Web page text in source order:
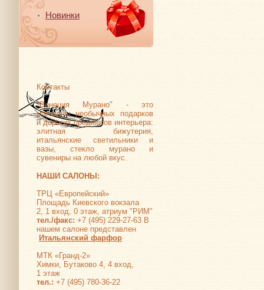
Новинки
Контакты
"Венеция Мурано" - это
магазины необычных подарков
и дорогих предметов интерьера:
элитная бижутерия,
итальянские светильники и
вазы, стекло мурано и
сувениры на любой вкус.
НАШИ САЛОНЫ:
ТРЦ «Европейский»
Площадь Киевского вокзала
2, 1 вход, 0 этаж, атриум "РИМ"
тел./факс: +7 (495) 229-27-63 В
нашем салоне представлен
Итальянский фарфор
МТК «Гранд-2»
Химки, Бутаково 4, 4 вход,
1 этаж
тел.: +7 (495) 780-36-22